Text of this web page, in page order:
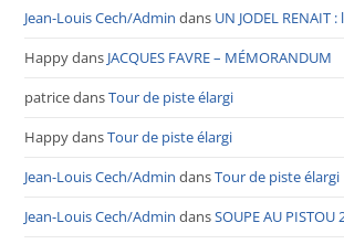
Jean-Louis Cech/Admin dans UN JODEL RENAIT :
Happydans JACQUES FAVRE – MÉMORANDUM
patricedansTour de piste élargi
HappydansTour de piste élargi
Jean-Louis Cech/Admin dansTour de piste élargi
Jean-Louis Cech/Admin dansSOUPE AU PISTOU